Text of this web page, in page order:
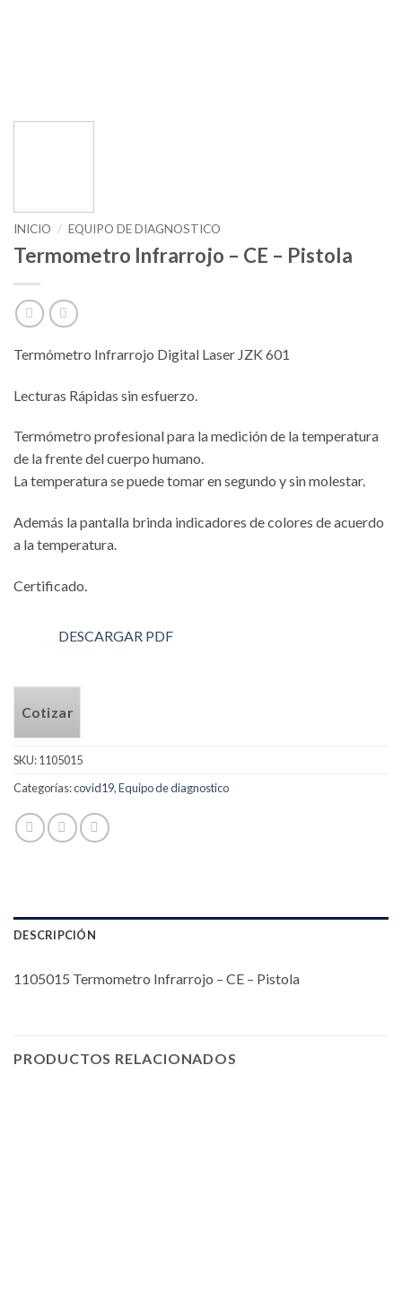
INICIO / EQUIPO DE DIAGNOSTICO
Termometro Infrarrojo – CE – Pistola
Termómetro Infrarrojo Digital Laser JZK 601
Lecturas Rápidas sin esfuerzo.
Termómetro profesional para la medición de la temperatura
de la frente del cuerpo humano.
La temperatura se puede tomar en segundo y sin molestar.
Además la pantalla brinda indicadores de colores de acuerdo
a la temperatura.
Certificado.
DESCARGAR PDF
Cotizar
SKU:1105015
Categorías:covid19,Equipo de diagnostico
DESCRIPCIÓN
1105015 Termometro Infrarrojo – CE – Pistola
PRODUCTOS RELACIONADOS